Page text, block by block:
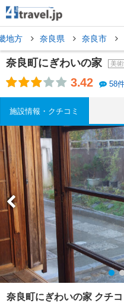
地方 奈良県 奈良市
奈良町にぎわいの家 美
3.42 58
施設情報・クチコミ
奈良町にぎわいの家 クチ